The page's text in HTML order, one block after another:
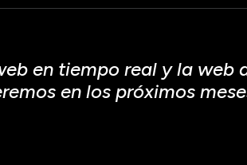
en tiempo real y la web
en los próximos